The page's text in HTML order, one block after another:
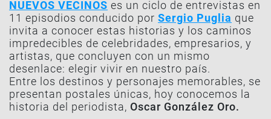
NUEVOS VECINOS es un ciclo de entrevistas en
11 episodios conducido por Sergio Puglia que
invita a conocer estas historias y los caminos
impredecibles de celebridades, empresarios, y
artistas, que concluyen con un mismo
desenlace: elegir vivir en nuestro país.
Entre los destinos y personajes memorables, se
presentan postales únicas, hoy conocemos la
historia del periodista, Oscar González Oro.